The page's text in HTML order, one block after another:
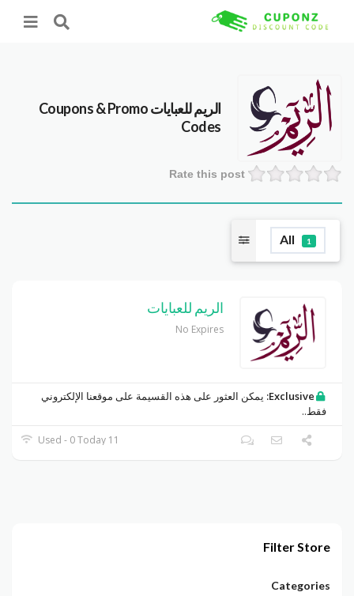
الريم للعباياتCoupons & Promo
Codes
Rate this post
All 1
الريم للعبايات
No Expires
Exclusive: يمكن العثور على هذه القسيمة على موقعنا الإلكتروني
فقط..
11 Used - 0 Today
Filter Store
Categories